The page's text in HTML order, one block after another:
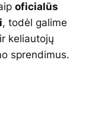
oficialūs
, todėl galime
keliautojų
sprendimus.